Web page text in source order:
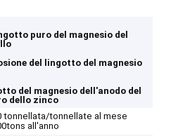
puro del magnesio del
del lingotto del magnesio
del magnesio dell'anodo del
dello zinco
tonnellata/tonnellate al mese
all'anno